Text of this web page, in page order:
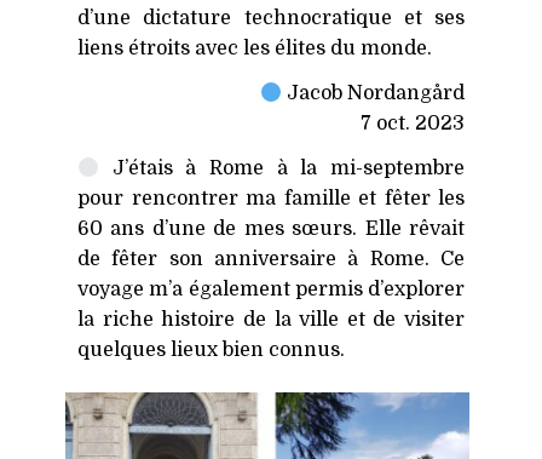
d’une dictature technocratique et ses
liens étroits avec les élites du monde.
Jacob Nordangård
7 oct. 2023
J’étais à Rome à la mi-septembre
pour rencontrer ma famille et fêter les
60 ans d’une de mes sœurs. Elle rêvait
de fêter son anniversaire à Rome. Ce
voyage m’a également permis d’explorer
la riche histoire de la ville et de visiter
quelques lieux bien connus.